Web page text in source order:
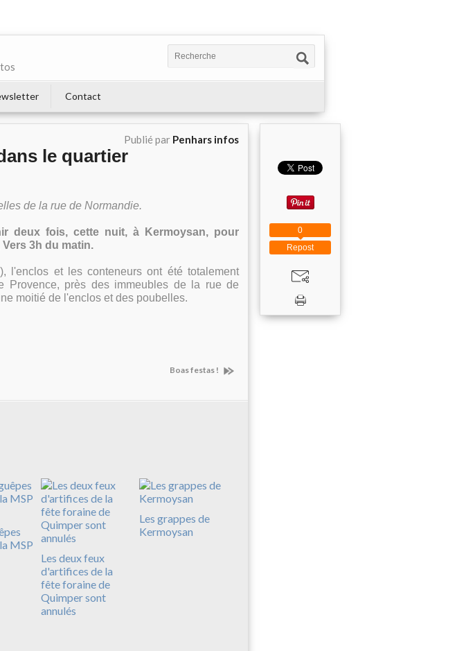
Contact
Publié par Penhars infos
le quartier
de la rue de Normandie.
deux fois, cette nuit, à Kermoysan, pour
3h du matin.
l'enclos et les conteneurs ont été totalement
Provence, près des immeubles de la rue de
moitié de l'enclos et des poubelles.
Boas festas !
MSP
Les deux feux
d'artifices de la
fête foraine de
Quimper sont
annulés
Les grappes de
Kermoysan
Repost
0